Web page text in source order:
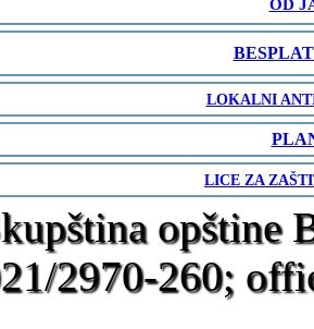
OD
LOKALNI
LICE ZA
opštine
2970-260;